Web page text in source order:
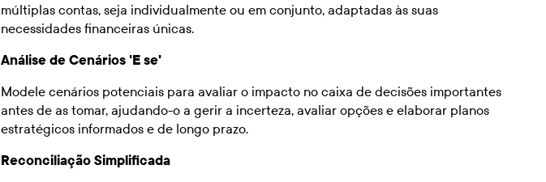
múltiplas contas, seja individualmente ou em conjunto, adaptadas às suas
necessidades financeiras únicas.
Análise de Cenários 'E se'
Modele cenários potenciais para avaliar o impacto no caixa de decisões importantes
antes de as tomar, ajudando-o a gerir a incerteza, avaliar opções e elaborar planos
estratégicos informados e de longo prazo.
Reconciliação Simplificada